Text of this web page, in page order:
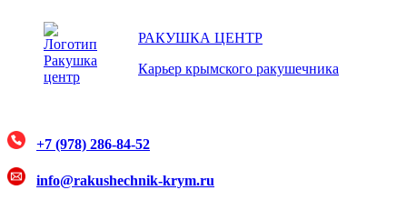
РАКУШКА ЦЕНТР
Карьер крымского ракушечника
+7 (978) 286-84-52
info@rakushechnik-krym.ru